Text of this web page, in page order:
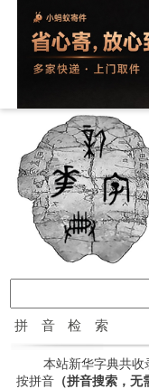
拼音检索
本站新华字典共收
按拼音（拼音搜索，无